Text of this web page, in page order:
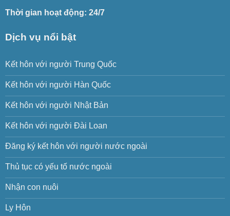
Thời gian hoạt động: 24/7
Dịch vụ nổi bật
Kết hôn với người Trung Quốc
Kết hôn với người Hàn Quốc
Kết hôn với người Nhật Bản
Kết hôn với người Đài Loan
Đăng ký kết hôn với người nước ngoài
Thủ tục có yếu tố nước ngoài
Nhận con nuôi
Ly Hôn